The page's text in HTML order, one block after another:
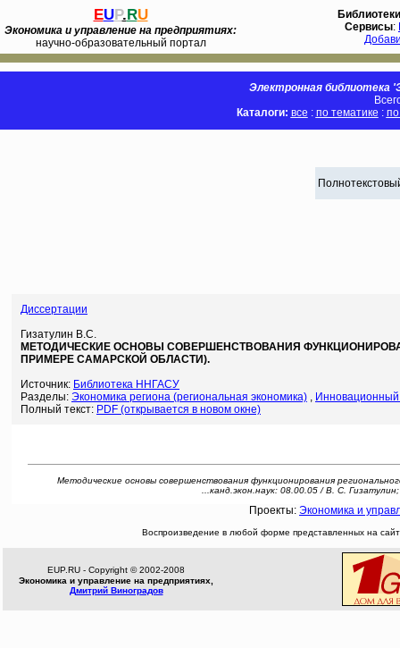
EUP.RU
Экономика и управление на предприятиях:
научно-образовательный портал
Библиотеки
Сервисы:
Электронная библиотека
Каталоги: все : по тематике :
Диссертации
Гизатулин В.С.
МЕТОДИЧЕСКИЕ ОСНОВЫ СОВЕРШЕНСТВОВАНИЯ
ПРИМЕРЕ САМАРСКОЙ ОБЛАСТИ).
Источник: Библиотека ННГАСУ
Разделы: Экономика региона (региональная экономика) ,
Полный текст: PDF (открывается в новом окне)
Методические основы совершенствования функционирования
...канд.экон.наук: 08.00.05 / В. С.
Проекты: Экономика и
Воспроизведение в любой форме представленных на
EUP.RU - Copyright © 2002-2008
Экономика и управление на предприятиях,
Дмитрий Виноградов